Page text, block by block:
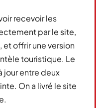
recevoir les
par le site,
offrir une version
touristique. Le
jour entre deux
On a livré le site